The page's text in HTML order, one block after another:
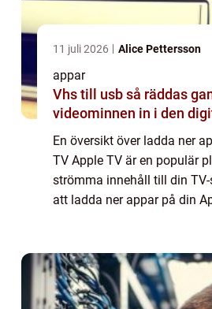
11 juli 2026 Alice Pettersson
appar
Vhs till usb så räddas gamla
videominnen in i den
En översikt över ladda ner
TV Apple TV är en populär
strömma innehåll till din TV-
att ladda ner appar på din
ap...